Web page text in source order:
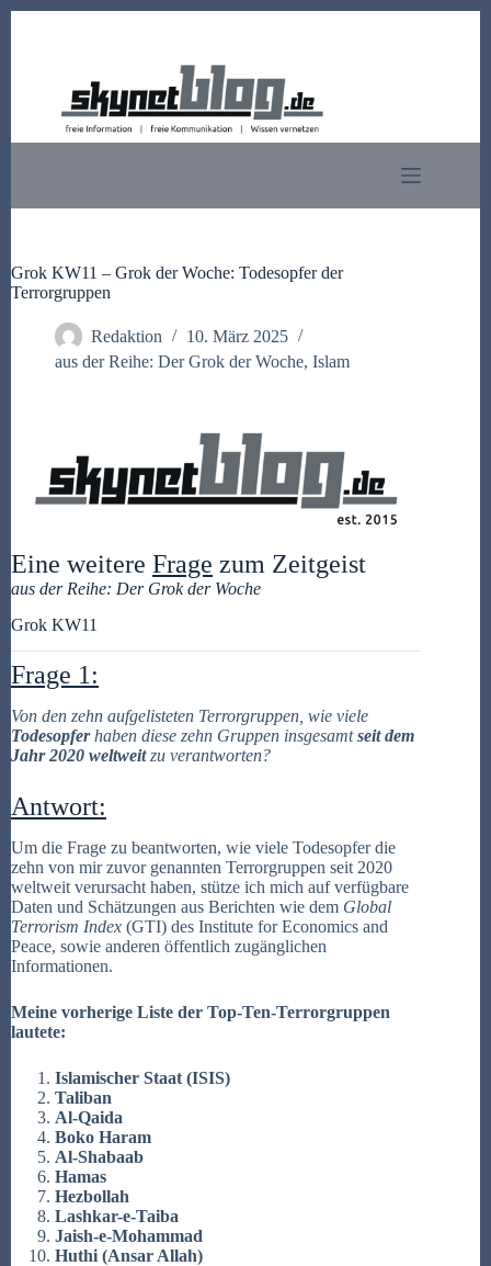
Grok KW11 – Grok der Woche: Todesopfer der
Terrorgruppen
Redaktion
10. März 2025
aus der Reihe: Der Grok der Woche, Islam
Eine weitere Frage zum Zeitgeist
aus der Reihe: Der Grok der Woche
Grok KW11
Frage 1:
Von den zehn aufgelisteten Terrorgruppen, wie viele
Todesopferhaben diese zehn Gruppen insgesamtseit dem
Jahr 2020 weltweitzu verantworten?
Antwort:
Um die Frage zu beantworten, wie viele Todesopfer die
zehn von mir zuvor genannten Terrorgruppen seit 2020
weltweit verursacht haben, stütze ich mich auf verfügbare
Daten und Schätzungen aus Berichten wie dem Global
Terrorism Index (GTI) des Institute for Economics and
Peace, sowie anderen öffentlich zugänglichen
Informationen.
Meine vorherige Liste der Top-Ten-Terrorgruppen
lautete:
Islamischer Staat (ISIS)
Taliban
Al-Qaida
Boko Haram
Al-Shabaab
Hamas
Hezbollah
Lashkar-e-Taiba
Jaish-e-Mohammad
Huthi (Ansar Allah)